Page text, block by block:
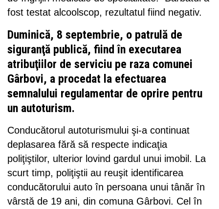
fost testat alcoolscop, rezultatul fiind negativ.
Duminică, 8 septembrie, o patrulă de
siguranţă publică, fiind în executarea
atribuţiilor de serviciu pe raza comunei
Gârbovi, a procedat la efectuarea
semnalului regulamentar de oprire pentru
un autoturism.
Conducătorul autoturismului şi-a continuat
deplasarea fără să respecte indicaţia
poliţiştilor, ulterior lovind gardul unui imobil. La
scurt timp, poliţiştii au reuşit identificarea
conducătorului auto în persoana unui tânăr în
vârstă de 19 ani, din comuna Gârbovi. Cel în